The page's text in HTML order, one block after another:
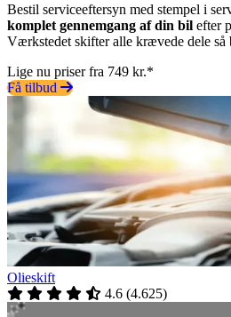
Bestil serviceeftersyn med stempel i
komplet gennemgang af din bil efter
Værkstedet skifter alle krævede dele så
Lige nu priser fra 749 kr.*
Få tilbud
Olieskift
4.6 (4.625)